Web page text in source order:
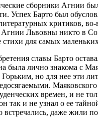
сборники Агнии
Успех Барто был
критиков,
Львовны никто в
стихи для самых
славы Барто
была лично знакома с
но для нее эти
времен, и не
так и не узнал о ее
встречались, даже жили по